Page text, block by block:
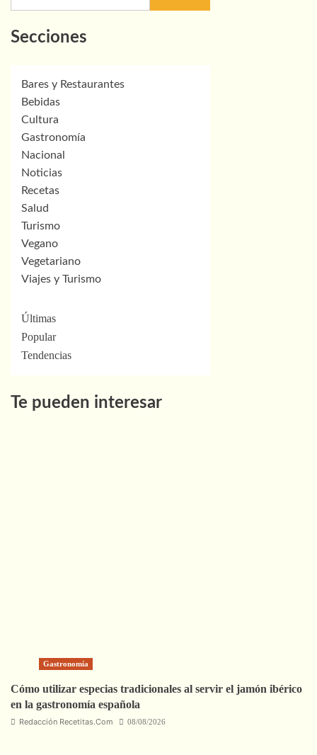
Secciones
Bares y Restaurantes
Bebidas
Cultura
Gastronomía
Nacional
Noticias
Recetas
Salud
Turismo
Vegano
Vegetariano
Viajes y Turismo
Últimas
Popular
Tendencias
Te pueden interesar
Gastronomía
Cómo utilizar especias tradicionales al servir el jamón ibérico
en la gastronomía española
Redacción Recetitas.Com 08/08/2026